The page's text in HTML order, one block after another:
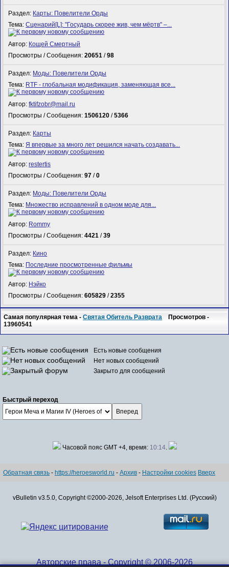
Раздел: Карты: Повелители Орды
Тема:Сценарий[L]: "Государь скорее жив, чем мёртв" –...
Автор: Кощей Смертный
Просмотры / Сообщения:20651 /98
Раздел: Моды: Повелители Орды
Тема: RTF - глобальная модификация, заменяющая все...
Автор:fktifzobr@mail.ru
Просмотры / Сообщения:1506120 /5366
Раздел: Карты
Тема:Я впервые за много лет решился начать создавать...
Автор:restertis
Просмотры / Сообщения:97 /0
Раздел: Моды: Повелители Орды
Тема: Множество исправлений в одном моде для...
Автор: Rommy
Просмотры / Сообщения:4421 /39
Раздел: Кино
Тема: Последние просмотренные фильмы
Автор: Нэйко
Просмотры / Сообщения:605829 /2355
Самая популярная тема -Святая Обитель Разврата Просмотров -
13960541
Есть новые сообщения
Нет новых сообщений
Закрыто для сообщений
Быстрый переход
Часовой пояс GMT +4, время: 10:14.
Обратная связь - https://heroesworld.ru - Архив - Настройки cookies Вверх
vBulletin v3.5.0, Copyright ©2000-2026, Jelsoft Enterprises Ltd. (Русский)
Авторские права - Copyright © 2006-2026